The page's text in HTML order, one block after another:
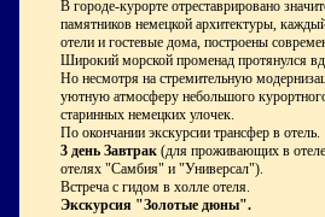
В городе-курорте отреставрировано
памятников немецкой архитектуры,
отели и гостевые дома, построены
Широкий морской променад протянулся
Но несмотря на стремительную
уютную атмосферу небольшого
старинных немецких улочек.
По окончании экскурсии трансфер в отель.
3 день Завтрак (для проживающих в
отелях "Самбия" и "Универсал").
Встреча с гидом в холле отеля.
Экскурсия "Золотые дюны".